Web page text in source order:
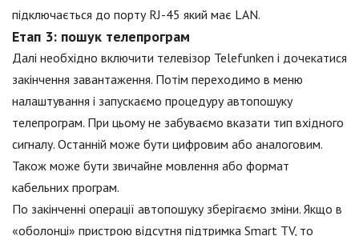
підключається до порту RJ-45 який має LAN.
Етап 3: пошук телепрограм
Далі необхідно включити телевізор Telefunken і дочекатися
закінчення завантаження. Потім переходимо в меню
налаштування і запускаємо процедуру автопошуку
телепрограм. При цьому не забуваємо вказати тип вхідного
сигналу. Останній може бути цифровим або аналоговим.
Також може бути звичайне мовлення або формат
кабельних програм.
По закінченні операції автопошуку зберігаємо зміни. Якщо в
«оболонці» пристрою відсутня підтримка Smart TV, то